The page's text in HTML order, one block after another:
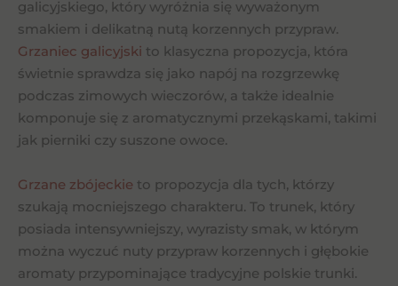
galicyjskiego, który wyróżnia się wyważonym
smakiem i delikatną nutą korzennych przypraw.
Grzaniec galicyjski to klasyczna propozycja, która
świetnie sprawdza się jako napój na rozgrzewkę
podczas zimowych wieczorów, a także idealnie
komponuje się z aromatycznymi przekąskami, takimi
jak pierniki czy suszone owoce.
Grzane zbójeckie to propozycja dla tych, którzy
szukają mocniejszego charakteru. To trunek, który
posiada intensywniejszy, wyrazisty smak, w którym
można wyczuć nuty przypraw korzennych i głębokie
aromaty przypominające tradycyjne polskie trunki.